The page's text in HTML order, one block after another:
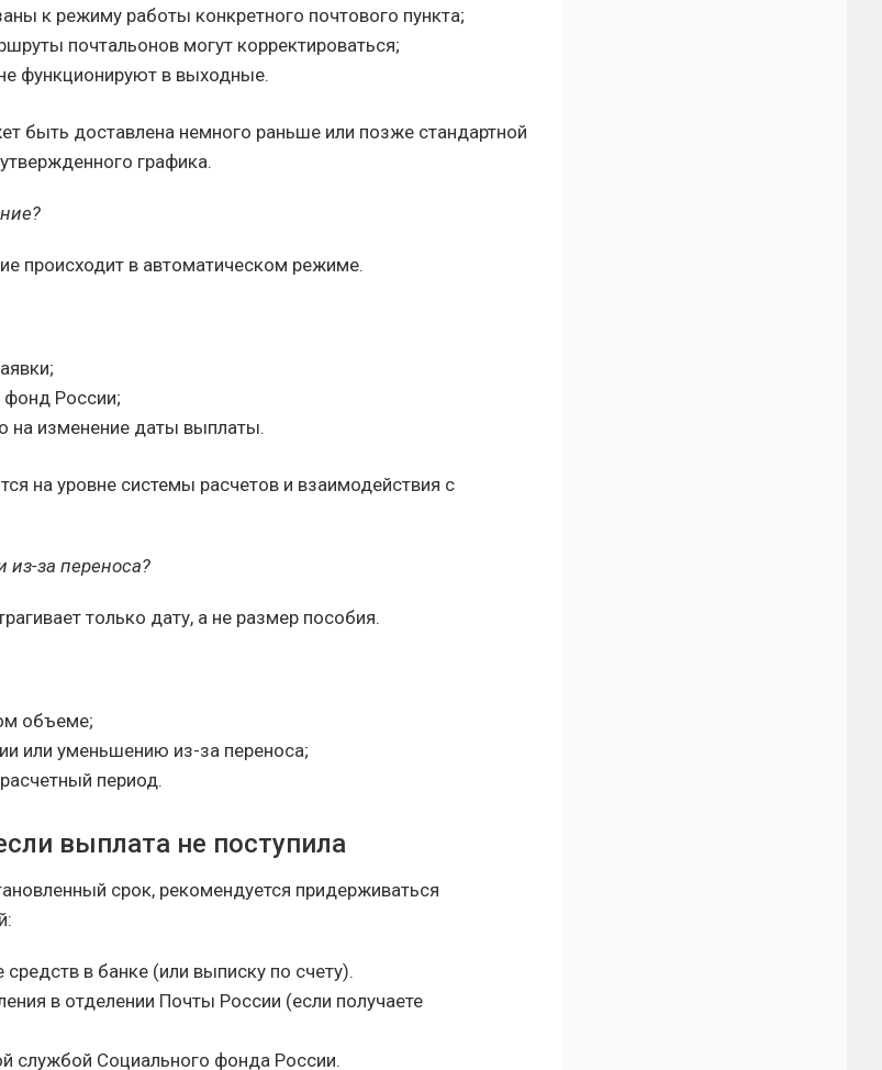
к режиму работы конкретного почтового пункта;
почтальонов могут корректироваться;
функционируют в выходные.
быть доставлена немного раньше или позже стандартной
графика.
происходит в автоматическом режиме.
России;
на изменение даты выплаты.
на уровне системы расчетов и взаимодействия с
за переноса?
только дату, а не размер пособия.
объеме;
или уменьшению из-за переноса;
период.
выплата не поступила
срок, рекомендуется придерживаться
средств в банке (или выписку по счету).
в отделении Почты России (если получаете
службой Социального фонда России.